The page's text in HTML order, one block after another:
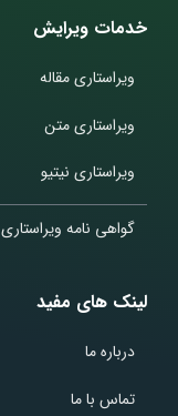
خدمات ویرایش
ویراستاری مقاله
ویراستاری متن
ویراستاری نیتیو
گواهی نامه ویراستاری
لینک های مفید
درباره ما
تماس با ما